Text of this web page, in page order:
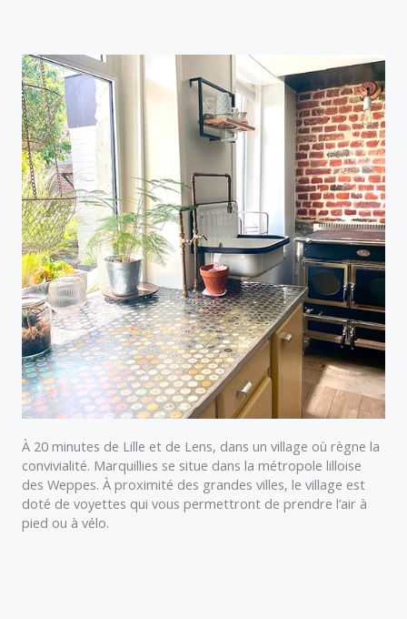
À 20 minutes de Lille et de Lens, dans un village où règne la
convivialité. Marquillies se situe dans la métropole lilloise
des Weppes. À proximité des grandes villes, le village est
doté de voyettes qui vous permettront de prendre l’air à
pied ou à vélo.